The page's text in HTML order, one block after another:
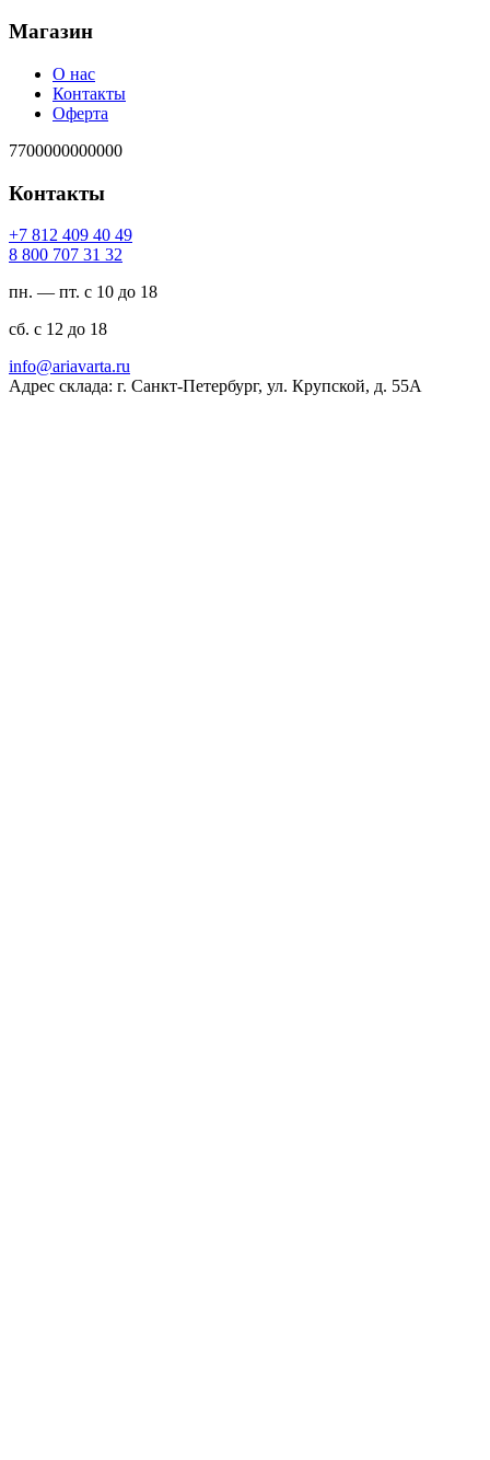
Магазин
О нас
Контакты
Оферта
7700000000000
Контакты
94 04 904 218 7+
23 13 707 008 8
пн. — пт. с 10 до 18
сб. с 12 до 18
ur.atravaira@ofni
Адрес склада: г. Санкт-Петербург, ул. Крупской, д. 55А